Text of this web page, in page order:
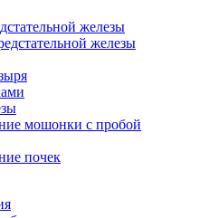
железы
железы
мошонки с пробой
почек